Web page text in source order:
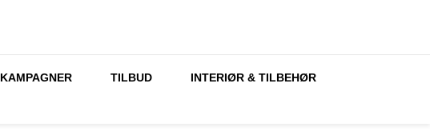
KAMPAGNER TILBUD
INTERIØR & TILBEHØR